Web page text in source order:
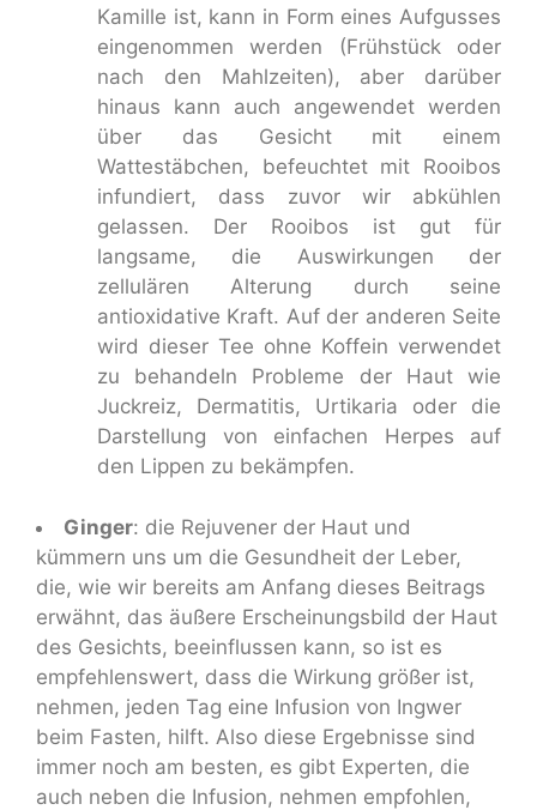
Kamille ist, kann in Form eines Aufgusses
eingenommen werden (Frühstück oder
nach den Mahlzeiten), aber darüber
hinaus kann auch angewendet werden
über das Gesicht mit einem
Wattestäbchen, befeuchtet mit Rooibos
infundiert, dass zuvor wir abkühlen
gelassen. Der Rooibos ist gut für
langsame, die Auswirkungen der
zellulären Alterung durch seine
antioxidative Kraft. Auf der anderen Seite
wird dieser Tee ohne Koffein verwendet
zu behandeln Probleme der Haut wie
Juckreiz, Dermatitis, Urtikaria oder die
Darstellung von einfachen Herpes auf
den Lippen zu bekämpfen.
Ginger: die Rejuvener der Haut und
kümmern uns um die Gesundheit der Leber,
die, wie wir bereits am Anfang dieses Beitrags
erwähnt, das äußere Erscheinungsbild der Haut
des Gesichts, beeinflussen kann, so ist es
empfehlenswert, dass die Wirkung größer ist,
nehmen, jeden Tag eine Infusion von Ingwer
beim Fasten, hilft. Also diese Ergebnisse sind
immer noch am besten, es gibt Experten, die
auch neben die Infusion, nehmen empfohlen,